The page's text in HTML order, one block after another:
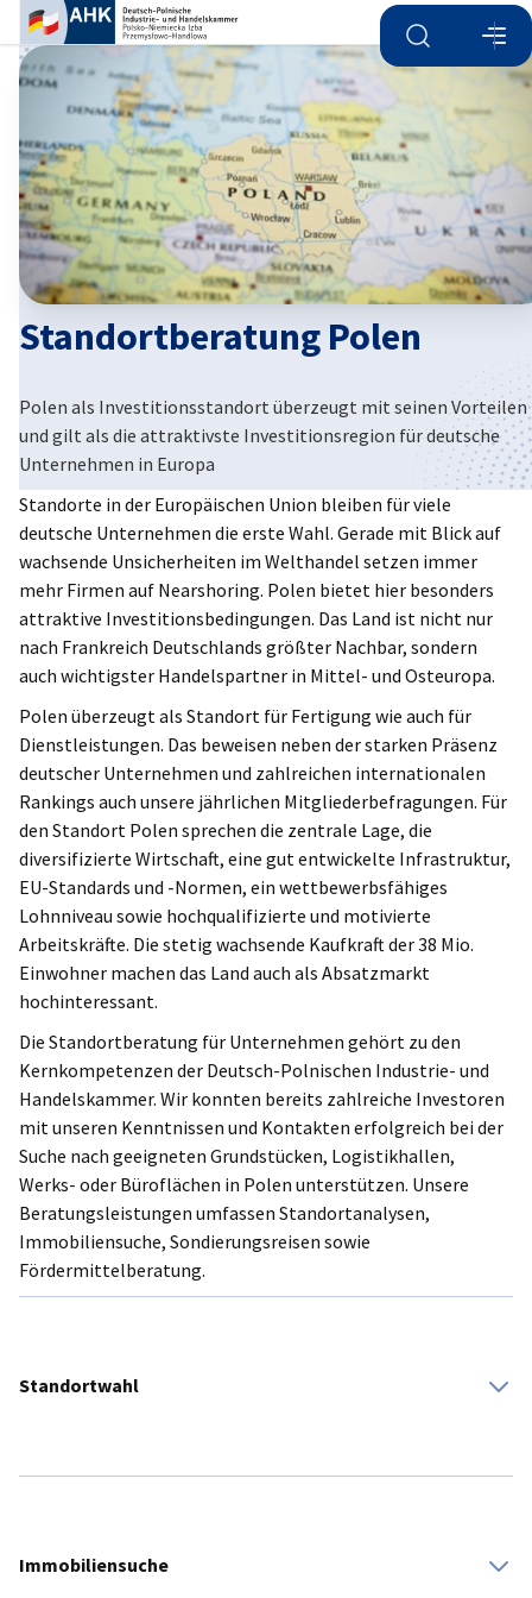
Suche öffnen
German
Poland
Standortberatung Polen
Polen als Investitionsstandort überzeugt mit seinen Vorteilen
und gilt als die attraktivste Investitionsregion für deutsche
Unternehmen in Europa
Standorte in der Europäischen Union bleiben für viele
deutsche Unternehmen die erste Wahl. Gerade mit Blick auf
wachsende Unsicherheiten im Welthandel setzen immer
mehr Firmen auf Nearshoring. Polen bietet hier besonders
attraktive Investitionsbedingungen. Das Land ist nicht nur
nach Frankreich Deutschlands größter Nachbar, sondern
auch wichtigster Handelspartner in Mittel- und Osteuropa.
Polen überzeugt als Standort für Fertigung wie auch für
Dienstleistungen. Das beweisen neben der starken Präsenz
deutscher Unternehmen und zahlreichen internationalen
Rankings auch unsere jährlichen Mitgliederbefragungen. Für
den Standort Polen sprechen die zentrale Lage, die
diversifizierte Wirtschaft, eine gut entwickelte Infrastruktur,
EU-Standards und -Normen, ein wettbewerbsfähiges
Lohnniveau sowie hochqualifizierte und motivierte
Arbeitskräfte. Die stetig wachsende Kaufkraft der 38 Mio.
Einwohner machen das Land auch als Absatzmarkt
hochinteressant.
Die Standortberatung für Unternehmen gehört zu den
Kernkompetenzen der Deutsch-Polnischen Industrie- und
Handelskammer. Wir konnten bereits zahlreiche Investoren
mit unseren Kenntnissen und Kontakten erfolgreich bei der
Suche nach geeigneten Grundstücken, Logistikhallen,
Werks- oder Büroflächen in Polen unterstützen. Unsere
Beratungsleistungen umfassen Standortanalysen,
Immobiliensuche, Sondierungsreisen sowie
Fördermittelberatung.
Standortwahl
Immobiliensuche